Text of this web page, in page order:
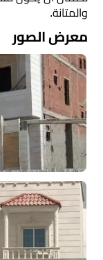
والمتانة.
معرض الصور